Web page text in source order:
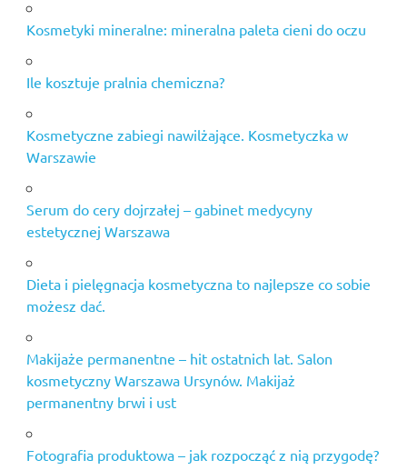
Kosmetyki mineralne: mineralna paleta cieni do oczu
Ile kosztuje pralnia chemiczna?
Kosmetyczne zabiegi nawilżające. Kosmetyczka w
Warszawie
Serum do cery dojrzałej – gabinet medycyny
estetycznej Warszawa
Dieta i pielęgnacja kosmetyczna to najlepsze co sobie
możesz dać.
Makijaże permanentne – hit ostatnich lat. Salon
kosmetyczny Warszawa Ursynów. Makijaż
permanentny brwi i ust
Fotografia produktowa – jak rozpocząć z nią przygodę?